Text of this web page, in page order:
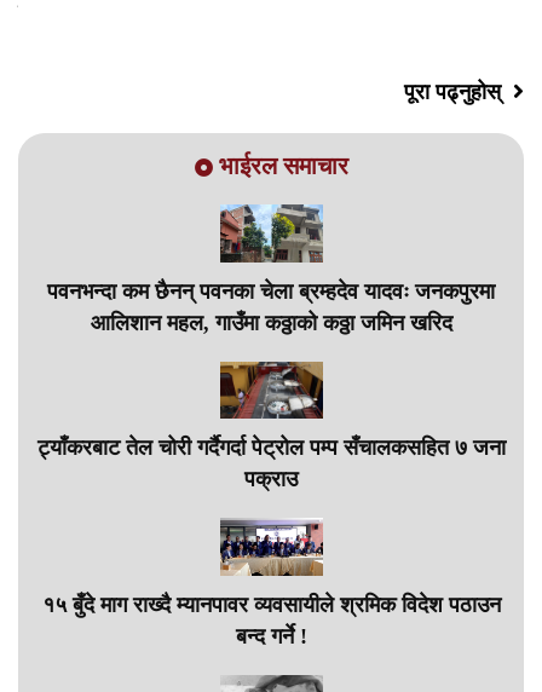
पूरा पढ्नुहोस्
भाईरल समाचार
पवनभन्दा कम छैनन् पवनका चेला ब्रम्हदेव यादवः जनकपुरमा
आलिशान महल, गाउँमा कठ्ठाको कठ्ठा जमिन खरिद
ट्याँकरबाट तेल चोरी गर्दैगर्दा पेट्रोल पम्प सँचालकसहित ७ जना
पक्राउ
१५ बुँदे माग राख्दै म्यानपावर व्यवसायीले श्रमिक विदेश पठाउन
बन्द गर्ने !